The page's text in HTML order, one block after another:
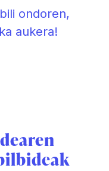
ondoren,
aukera!